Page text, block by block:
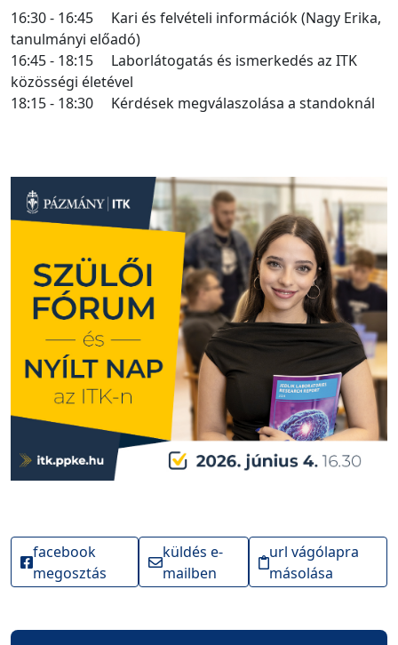
16:30 - 16:45 Kari és felvételi információk (Nagy Erika,
tanulmányi előadó)
16:45 - 18:15 Laborlátogatás és ismerkedés az ITK
közösségi életével
18:15 - 18:30 Kérdések megválaszolása a standoknál
facebook
megosztás
küldés e-
mailben
url vágólapra
másolása